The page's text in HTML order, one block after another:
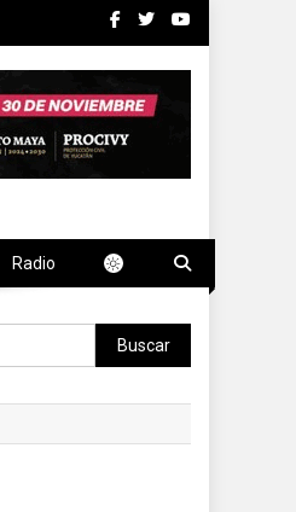
Radio
Buscar: